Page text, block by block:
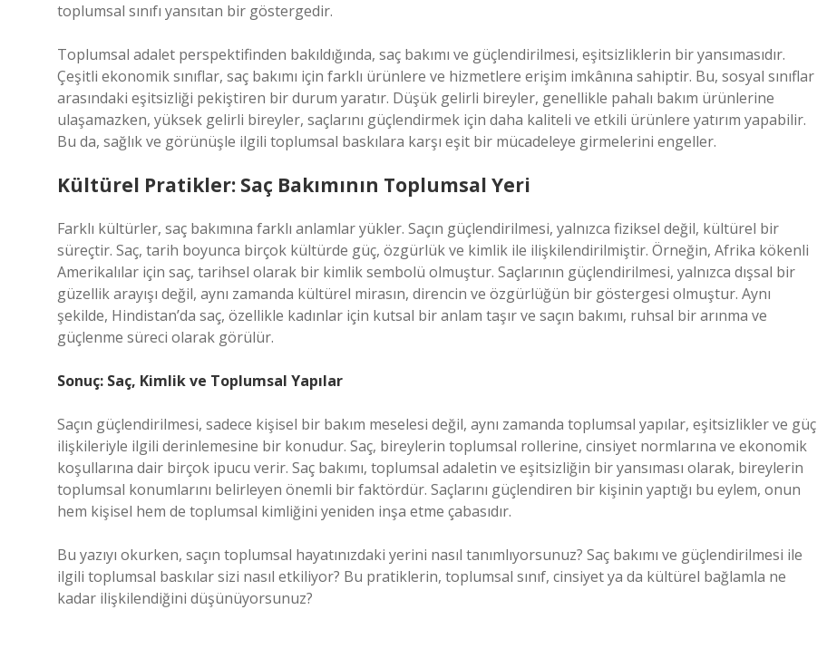
toplumsal sınıfı yansıtan bir göstergedir.
Toplumsal adalet perspektifinden bakıldığında, saç bakımı ve güçlendirilmesi, eşitsizliklerin bir yansımasıdır.
Çeşitli ekonomik sınıflar, saç bakımı için farklı ürünlere ve hizmetlere erişim imkânına sahiptir. Bu, sosyal sınıflar
arasındaki eşitsizliği pekiştiren bir durum yaratır. Düşük gelirli bireyler, genellikle pahalı bakım ürünlerine
ulaşamazken, yüksek gelirli bireyler, saçlarını güçlendirmek için daha kaliteli ve etkili ürünlere yatırım yapabilir.
Bu da, sağlık ve görünüşle ilgili toplumsal baskılara karşı eşit bir mücadeleye girmelerini engeller.
Kültürel Pratikler: Saç Bakımının Toplumsal Yeri
Farklı kültürler, saç bakımına farklı anlamlar yükler. Saçın güçlendirilmesi, yalnızca fiziksel değil, kültürel bir
süreçtir. Saç, tarih boyunca birçok kültürde güç, özgürlük ve kimlik ile ilişkilendirilmiştir. Örneğin, Afrika kökenli
Amerikalılar için saç, tarihsel olarak bir kimlik sembolü olmuştur. Saçlarının güçlendirilmesi, yalnızca dışsal bir
güzellik arayışı değil, aynı zamanda kültürel mirasın, direncin ve özgürlüğün bir göstergesi olmuştur. Aynı
şekilde, Hindistan’da saç, özellikle kadınlar için kutsal bir anlam taşır ve saçın bakımı, ruhsal bir arınma ve
güçlenme süreci olarak görülür.
Sonuç: Saç, Kimlik ve Toplumsal Yapılar
Saçın güçlendirilmesi, sadece kişisel bir bakım meselesi değil, aynı zamanda toplumsal yapılar, eşitsizlikler ve güç
ilişkileriyle ilgili derinlemesine bir konudur. Saç, bireylerin toplumsal rollerine, cinsiyet normlarına ve ekonomik
koşullarına dair birçok ipucu verir. Saç bakımı, toplumsal adaletin ve eşitsizliğin bir yansıması olarak, bireylerin
toplumsal konumlarını belirleyen önemli bir faktördür. Saçlarını güçlendiren bir kişinin yaptığı bu eylem, onun
hem kişisel hem de toplumsal kimliğini yeniden inşa etme çabasıdır.
Bu yazıyı okurken, saçın toplumsal hayatınızdaki yerini nasıl tanımlıyorsunuz? Saç bakımı ve güçlendirilmesi ile
ilgili toplumsal baskılar sizi nasıl etkiliyor? Bu pratiklerin, toplumsal sınıf, cinsiyet ya da kültürel bağlamla ne
kadar ilişkilendiğini düşünüyorsunuz?